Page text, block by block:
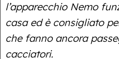
l’apparecchio Nemo
casa ed è consigliato
che fanno ancora
cacciatori.